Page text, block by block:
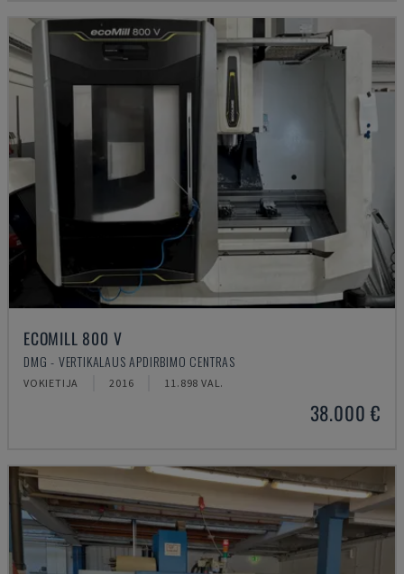
ECOMILL 800 V
DMG - VERTIKALAUS APDIRBIMO CENTRAS
VOKIETIJA 2016 11.898 VAL.
38.000 €